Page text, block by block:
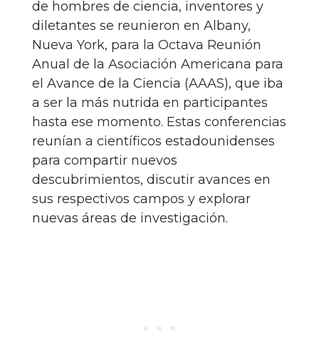
de hombres de ciencia, inventores y
diletantes se reunieron en Albany,
Nueva York, para la Octava Reunión
Anual de la Asociación Americana para
el Avance de la Ciencia (AAAS), que iba
a ser la más nutrida en participantes
hasta ese momento. Estas conferencias
reunían a científicos estadounidenses
para compartir nuevos
descubrimientos, discutir avances en
sus respectivos campos y explorar
nuevas áreas de investigación.